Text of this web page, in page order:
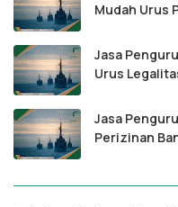
Mudah Urus
Jasa
Urus
Jasa
Perizinan